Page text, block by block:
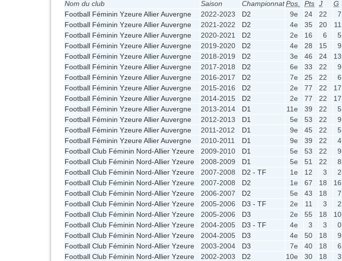
Nom du club Saison ChampionnatPos. Pts J G
Football Féminin Yzeure Allier Auvergne
2022-2023 D2 9e 24 22 7
Football Féminin Yzeure Allier Auvergne
2021-2022 D2 4e 35 20 11
Football Féminin Yzeure Allier Auvergne
2020-2021 D2 2e 16 6 5
Football Féminin Yzeure Allier Auvergne
2019-2020 D2 4e 28 15 9
Football Féminin Yzeure Allier Auvergne
2018-2019 D2 3e 46 24 13
Football Féminin Yzeure Allier Auvergne
2017-2018 D2 6e 33 22 9
Football Féminin Yzeure Allier Auvergne
2016-2017 D2 7e 25 22 6
Football Féminin Yzeure Allier Auvergne
2015-2016 D2 2e 77 22 17
Football Féminin Yzeure Allier Auvergne
2014-2015 D2 2e 77 22 17
Football Féminin Yzeure Allier Auvergne
2013-2014 D1 11e 39 22 5
Football Féminin Yzeure Allier Auvergne
2012-2013 D1 5e 53 22 9
Football Féminin Yzeure Allier Auvergne
2011-2012 D1 9e 45 22 5
Football Féminin Yzeure Allier Auvergne
2010-2011 D1 9e 39 22 4
Football Club Féminin Nord-Allier Yzeure
2009-2010 D1 5e 53 22 9
Football Club Féminin Nord-Allier Yzeure
2008-2009 D1 5e 51 22 8
Football Club Féminin Nord-Allier Yzeure
2007-2008 D2 - TF 1e 12 3 2
Football Club Féminin Nord-Allier Yzeure
2007-2008 D2 1e 67 18 16
Football Club Féminin Nord-Allier Yzeure
2006-2007 D2 5e 43 18 7
Football Club Féminin Nord-Allier Yzeure
2005-2006 D3 - TF 2e 11 3 2
Football Club Féminin Nord-Allier Yzeure
2005-2006 D3 2e 55 18 10
Football Club Féminin Nord-Allier Yzeure
2004-2005 D3 - TF 4e 3 3 0
Football Club Féminin Nord-Allier Yzeure
2004-2005 D3 4e 50 18 9
Football Club Féminin Nord-Allier Yzeure
2003-2004 D3 7e 40 18 6
Football Club Féminin Nord-Allier Yzeure
2002-2003 D2 10e 30 18 3